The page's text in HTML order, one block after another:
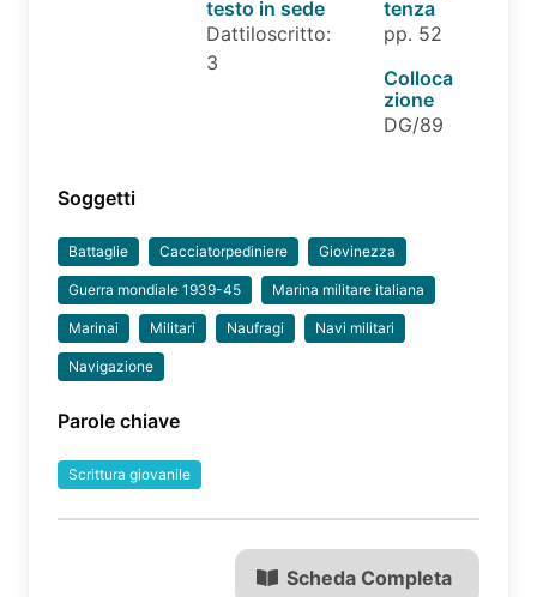
testo in sede
Dattiloscritto:
3
tenza
pp. 52
Colloca
zione
DG/89
Soggetti
Battaglie Cacciatorpediniere Giovinezza
Guerra mondiale 1939-45 Marina militare italiana
Marinai Militari Naufragi Navi militari
Navigazione
Parole chiave
Scrittura giovanile
Scheda Completa